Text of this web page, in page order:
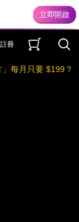
冊
」每月只要 $199？